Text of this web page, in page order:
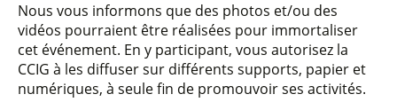
Nous vous informons que des photos et/ou des
vidéos pourraient être réalisées pour immortaliser
cet événement. En y participant, vous autorisez la
CCIG à les diffuser sur différents supports, papier et
numériques, à seule fin de promouvoir ses activités.